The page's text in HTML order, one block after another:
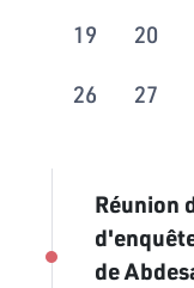
19 20
26 27
Réunion
de